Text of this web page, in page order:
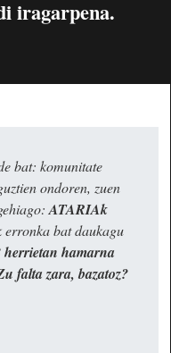
iragarpena.
bat: komunitate
ondoren, zuen
ATARIAk
bat daukagu
herrietan hamarna
falta zara, bazatoz?